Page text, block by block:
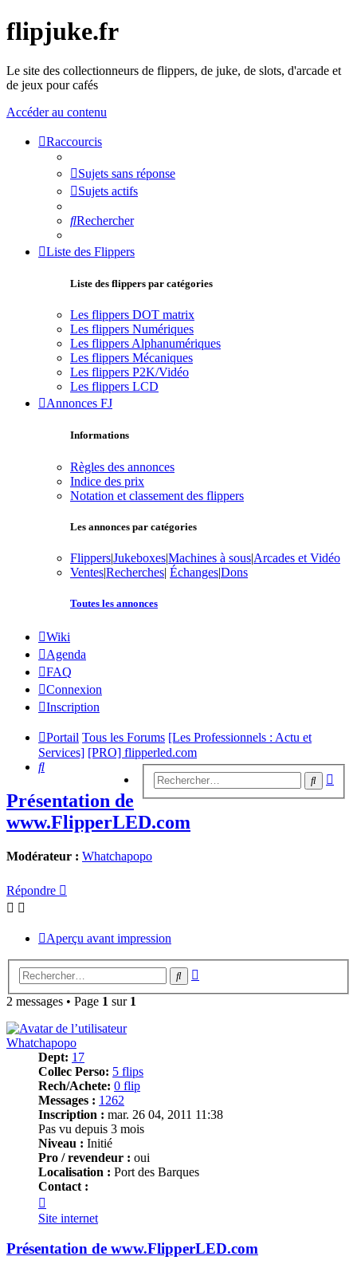
flipjuke.fr
Le site des collectionneurs de flippers, de juke, de slots, d'arcade et
de jeux pour cafés
Accéder au contenu
Raccourcis
Sujets sans réponse
Sujets actifs
Rechercher
Liste des Flippers
Liste des flippers par catégories
Les flippers DOT matrix
Les flippers Numériques
Les flippers Alphanumériques
Les flippers Mécaniques
Les flippers P2K/Vidéo
Les flippers LCD
Annonces FJ
Informations
Règles des annonces
Indice des prix
Notation et classement des flippers
Les annonces par catégories
Flippers|Jukeboxes|Machines à sous|Arcades et Vidéo
Ventes|Recherches| Échanges|Dons
Toutes les annonces
Wiki
Agenda
FAQ
Connexion
Inscription
Portail Tous les Forums [Les Professionnels : Actu et
Services] [PRO] flipperled.com
Rechercher
Présentation de
www.FlipperLED.com
Modérateur : Whatchapopo
Répondre
Aperçu avant impression
Rechercher
2 messages • Page 1 sur 1
Whatchapopo
Dept: 17
Collec Perso: 5 flips
Rech/Achete: 0 flip
Messages : 1262
Inscription : mar. 26 04, 2011 11:38
Pas vu depuis 3 mois
Niveau : Initié
Pro / revendeur : oui
Localisation : Port des Barques
Contact :
Whatchapopo
Site internet
Présentation de www.FlipperLED.com